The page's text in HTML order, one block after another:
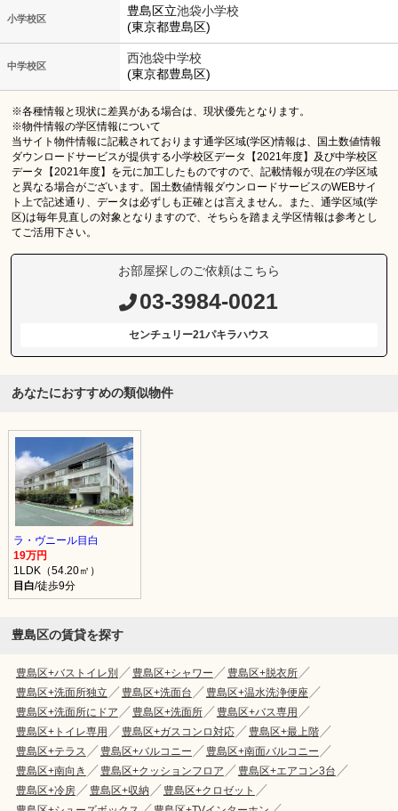
小学校区
豊島区立池袋小学校
(東京都豊島区)
中学校区
西池袋中学校
(東京都豊島区)
※各種情報と現状に差異がある場合は、現状優先となります。
※物件情報の学区情報について
当サイト物件情報に記載されております通学区域(学区)情報は、国土数値情報
ダウンロードサービスが提供する小学校区データ【2021年度】及び中学校区
データ【2021年度】を元に加工したものですので、記載情報が現在の学区域
と異なる場合がございます。国土数値情報ダウンロードサービスのWEBサイ
ト上で記述通り、データは必ずしも正確とは言えません。また、通学区域(学
区)は毎年見直しの対象となりますので、そちらを踏まえ学区情報は参考とし
てご活用下さい。
お部屋探しのご依頼はこちら
03-3984-0021
センチュリー21パキラハウス
あなたにおすすめの類似物件
ラ・ヴニール目白
19万円
1LDK（54.20㎡）
目白/徒歩9分
豊島区の賃貸を探す
豊島区+バストイレ別 豊島区+シャワー
豊島区+脱衣所
豊島区+洗面所独立
豊島区+洗面台
豊島区+温水洗浄便座
豊島区+洗面所にドア
豊島区+洗面所
豊島区+バス専用
豊島区+トイレ専用
豊島区+ガスコンロ対応
豊島区+最上階
豊島区+テラス
豊島区+バルコニー
豊島区+南面バルコニー
豊島区+南向き
豊島区+クッションフロア
豊島区+エアコン3台
豊島区+冷房
豊島区+収納
豊島区+クロゼット